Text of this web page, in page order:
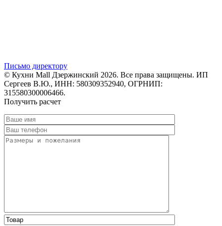
Письмо директору
© Кухни Mall Дзержинский 2026. Все права защищены. ИП
Сергеев В.Ю., ИНН: 580309352940, ОГРНИП:
315580300006466.
Получить расчет